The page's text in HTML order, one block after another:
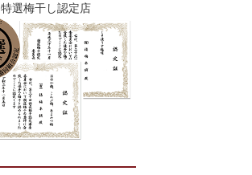
特選梅干し認定店